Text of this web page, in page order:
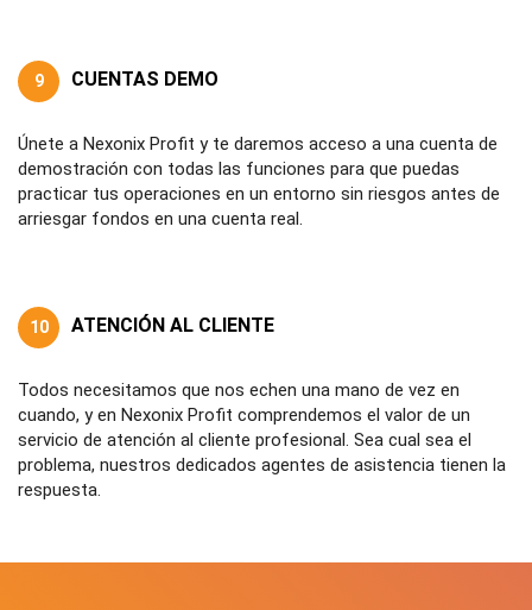
9 CUENTAS DEMO
Únete a Nexonix Profit y te daremos acceso a una cuenta de
demostración con todas las funciones para que puedas
practicar tus operaciones en un entorno sin riesgos antes de
arriesgar fondos en una cuenta real.
10 ATENCIÓN AL CLIENTE
Todos necesitamos que nos echen una mano de vez en
cuando, y en Nexonix Profit comprendemos el valor de un
servicio de atención al cliente profesional. Sea cual sea el
problema, nuestros dedicados agentes de asistencia tienen la
respuesta.